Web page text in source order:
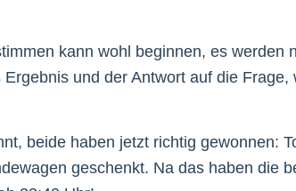
kann wohl beginnen, es
und der Antwort auf die
beide haben jetzt richtig gewonnen:
geschenkt. Na das haben die